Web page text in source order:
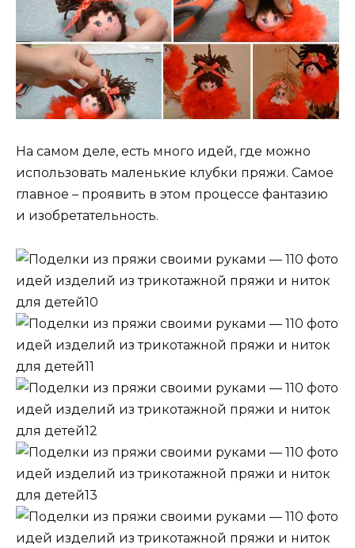
На самом деле, есть много идей, где можно
использовать маленькие клубки пряжи. Самое
главное – проявить в этом процессе фантазию
и изобретательность.